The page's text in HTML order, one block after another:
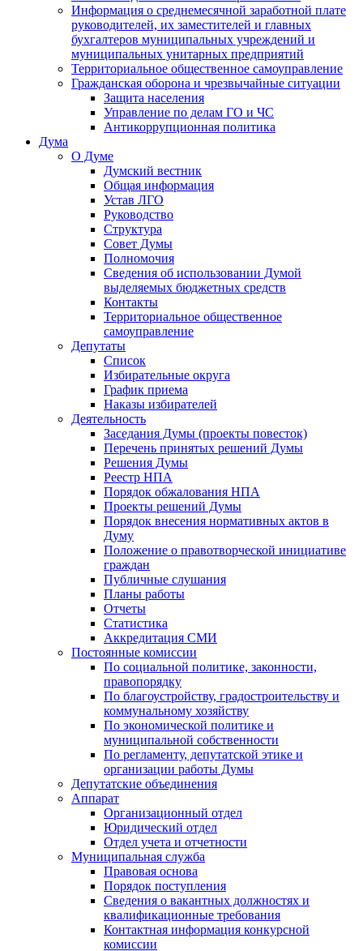
Информация о среднемесячной заработной плате
руководителей, их заместителей и главных
бухгалтеров муниципальных учреждений и
муниципальных унитарных предприятий
Территориальное общественное самоуправление
Гражданская оборона и чрезвычайные ситуации
Защита населения
Управление по делам ГО и ЧС
Антикоррупционная политика
Дума
О Думе
Думский вестник
Общая информация
Устав ЛГО
Руководство
Структура
Совет Думы
Полномочия
Сведения об использовании Думой
выделяемых бюджетных средств
Контакты
Территориальное общественное
самоуправление
Депутаты
Список
Избирательные округа
График приема
Наказы избирателей
Деятельность
Заседания Думы (проекты повесток)
Перечень принятых решений Думы
Решения Думы
Реестр НПА
Порядок обжалования НПА
Проекты решений Думы
Порядок внесения нормативных актов в
Думу
Положение о правотворческой инициативе
граждан
Публичные слушания
Планы работы
Отчеты
Статистика
Аккредитация СМИ
Постоянные комиссии
По социальной политике, законности,
правопорядку
По благоустройству, градостроительству и
коммунальному хозяйству
По экономической политике и
муниципальной собственности
По регламенту, депутатской этике и
организации работы Думы
Депутатские объединения
Аппарат
Организационный отдел
Юридический отдел
Отдел учета и отчетности
Муниципальная служба
Правовая основа
Порядок поступления
Сведения о вакантных должностях и
квалификационные требования
Контактная информация конкурсной
комиссии